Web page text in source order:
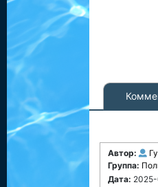
Автор:
Группа:
Дата: